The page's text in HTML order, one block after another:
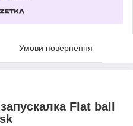
Умови повернення
Flat ball